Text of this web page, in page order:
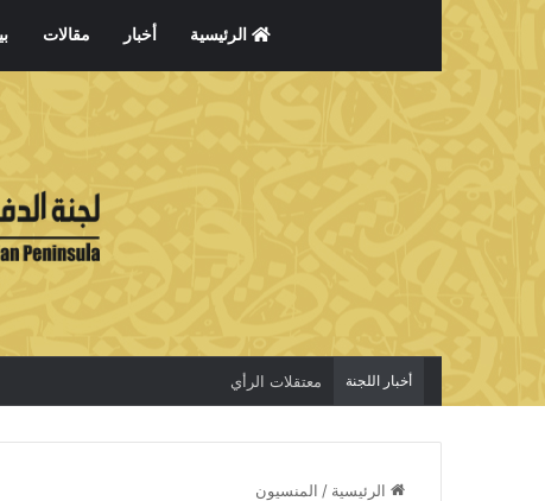
الرئيسية أخبار مقالات
أخبار اللجنة معتقلات الرأي
الرئيسية / المنسيون